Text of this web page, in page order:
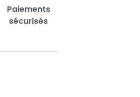
Paiements
sécurisés